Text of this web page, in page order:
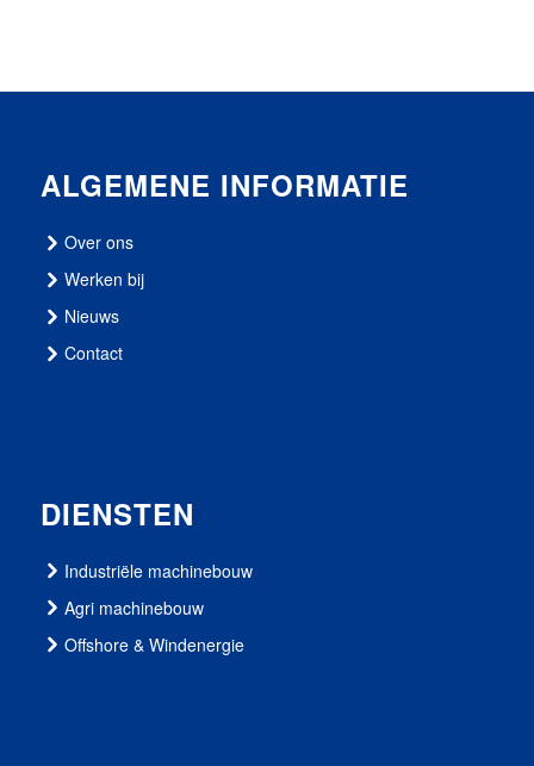
ALGEMENE INFORMATIE
Over ons
Werken bij
Nieuws
Contact
DIENSTEN
Industriële machinebouw
Agri machinebouw
Offshore & Windenergie